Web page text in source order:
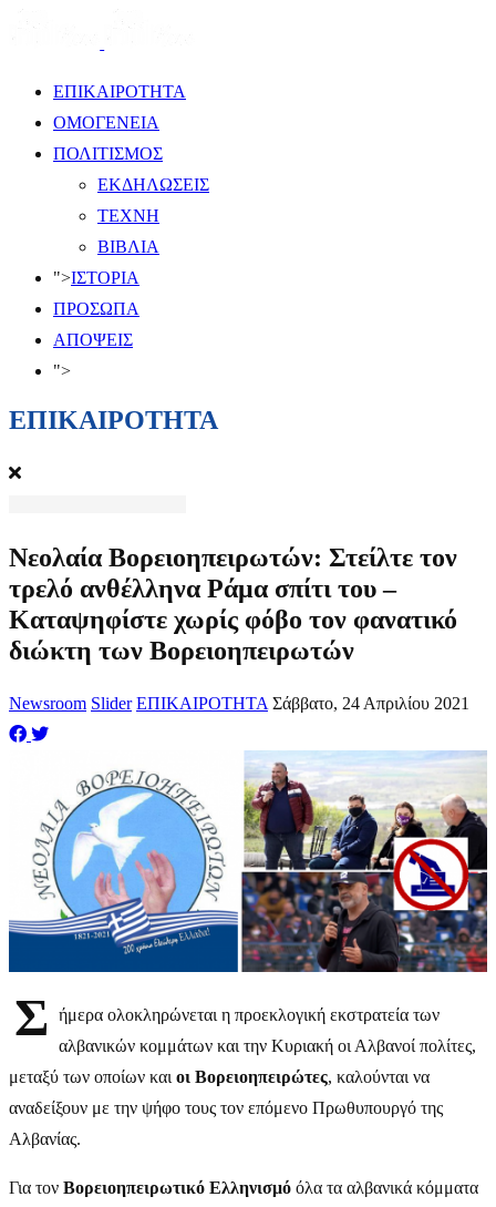
ΕΠΙΚΑΙΡΟΤΗΤΑ
ΟΜΟΓΕΝΕΙΑ
ΠΟΛΙΤΙΣΜΟΣ
ΕΚΔΗΛΩΣΕΙΣ
ΤΕΧΝΗ
ΒΙΒΛΙΑ
">ΙΣΤΟΡΙΑ
ΠΡΟΣΩΠΑ
ΑΠΟΨΕΙΣ
">
ΕΠΙΚΑΙΡΟΤΗΤΑ
Νεολαία Βορειοηπειρωτών: Στείλτε τον
τρελό ανθέλληνα Ράμα σπίτι του –
Καταψηφίστε χωρίς φόβο τον φανατικό
διώκτη των Βορειοηπειρωτών
Newsroom Slider ΕΠΙΚΑΙΡΟΤΗΤΑ Σάββατο, 24 Απριλίου 2021
Σ
ήμερα ολοκληρώνεται η προεκλογική εκστρατεία των
αλβανικών κομμάτων και την Κυριακή οι Αλβανοί πολίτες,
μεταξύ των οποίων και οι Βορειοηπειρώτες, καλούνται να
αναδείξουν με την ψήφο τους τον επόμενο Πρωθυπουργό της
Αλβανίας.
Για τον Βορειοηπειρωτικό Ελληνισμό όλα τα αλβανικά κόμματα